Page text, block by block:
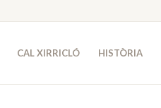
CAL XIRRICLÓ HISTÒRIA